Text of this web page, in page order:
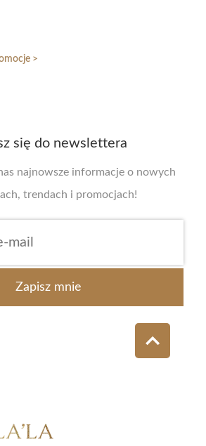
>
się do newslettera
najnowsze informacje o nowych
trendach i promocjach!